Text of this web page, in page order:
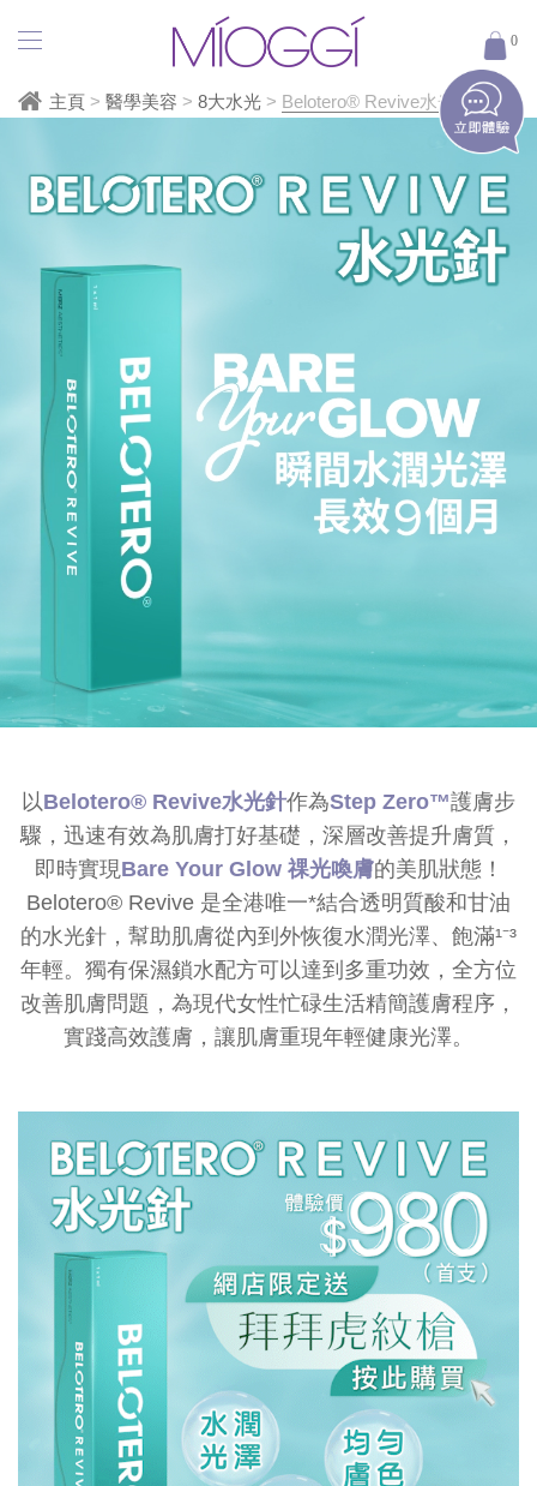
Belotero
水
光
針
針
|
改
敏
感
泛
紅
MÍOGGÍ
0
主頁 > 醫學美容 > 8大水光​ > Belotero® Revive水光針
以Belotero® Revive水光針作為Step Zero™護膚步
驟，迅速有效為肌膚打好基礎，深層改善提升膚質，
即時實現Bare Your Glow 祼光喚膚的美肌狀態！
Belotero® Revive 是全港唯一*結合透明質酸和甘油
的水光針，幫助肌膚從內到外恢復水潤光澤、飽滿¹⁻³
年輕。獨有保濕鎖水配方可以達到多重功效，全方位
改善肌膚問題，為現代女性忙碌生活精簡護膚程序，
實踐高效護膚，讓肌膚重現年輕健康光澤。